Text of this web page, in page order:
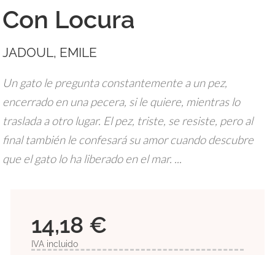
Con Locura
JADOUL, EMILE
Un gato le pregunta constantemente a un pez,
encerrado en una pecera, si le quiere, mientras lo
traslada a otro lugar. El pez, triste, se resiste, pero al
final también le confesará su amor cuando descubre
que el gato lo ha liberado en el mar. ...
14,18 €
IVA incluido